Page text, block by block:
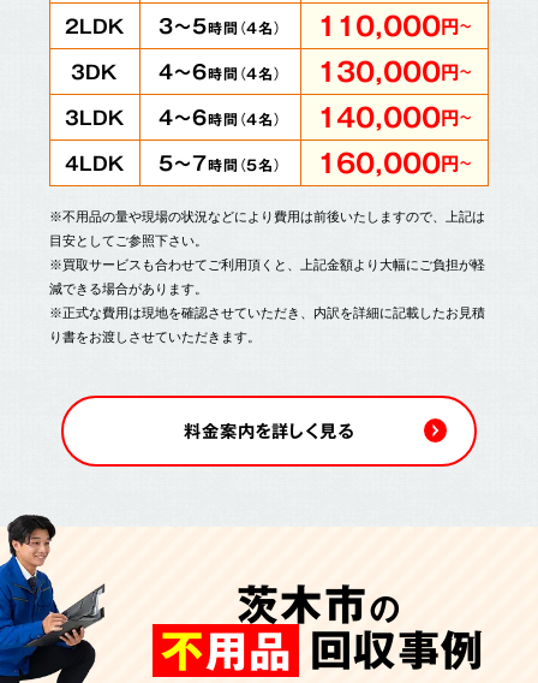
2LDK 3～5時間（4名） 110,000円～
3DK 4～6時間（4名） 130,000円～
3LDK 4～6時間（4名） 140,000円～
4LDK 5～7時間（5名） 160,000円～
※不用品の量や現場の状況などにより費用は前後いたしますので、上記は
目安としてご参照下さい。
※買取サービスも合わせてご利用頂くと、上記金額より大幅にご負担が軽
減できる場合があります。
※正式な費用は現地を確認させていただき、内訳を詳細に記載したお見積
り書をお渡しさせていただきます。
料金案内を詳しく見る
茨木市の
不用品 回収事例